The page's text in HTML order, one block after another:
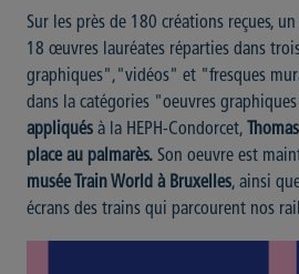
Sur les près de 180 créations reçues,
18 œuvres lauréates réparties dans
graphiques","vidéos" et "fresques
dans la catégories "oeuvres
appliqués à la HEPH-Condorcet,
place au palmarès. Son oeuvre est
musée Train World à Bruxelles, ainsi
écrans des trains qui parcourent nos